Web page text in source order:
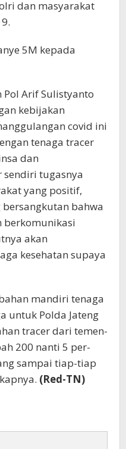
dan masyarakat
5M kepada
Pol Arif Sulistyanto
kebijakan
covid ini
tenaga tracer
dan
tugasnya
yang positif,
bahwa
berkomunikasi
akan
kesehatan supaya
mandiri tenaga
untuk Polda Jateng
tracer dari temen-
200 nanti 5 per-
sampai tiap-tiap
(Red-TN)